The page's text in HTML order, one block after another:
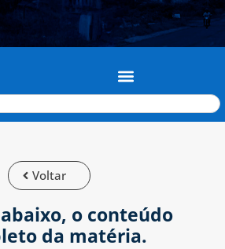
Voltar
o conteúdo
da matéria.